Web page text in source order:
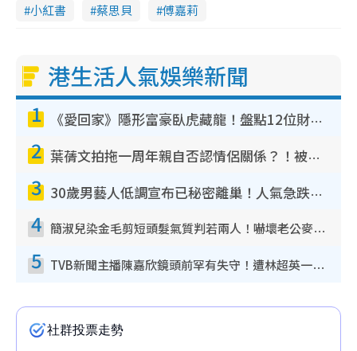
小紅書
蔡思貝 傅嘉莉
港生活人氣娛樂新聞
1 《愛回家》隱形富豪臥虎藏龍！盤點12位財氣逼人的有錢藝人：呢位靚女3億身家唔憂做
2 葉蒨文拍拖一周年親自否認情侶關係？！被質疑感情造假竟稱GM「普通同事」
3 30歲男藝人低調宣布已秘密離巢！人氣急跌變失蹤人口︰「這幾年過得並不容易」
4 簡淑兒染金毛剪短頭髮氣質判若兩人！嚇壞老公麥大力都認唔出：「你做咩事？」
5 TVB新聞主播陳嘉欣鏡頭前罕有失守！遭林超英一句說話突襲嚇親當場大笑